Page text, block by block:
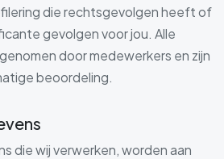
die rechtsgevolgen heeft of
gevolgen voor jou. Alle
door medewerkers en zijn
beoordeling.
die wij verwerken, worden aan